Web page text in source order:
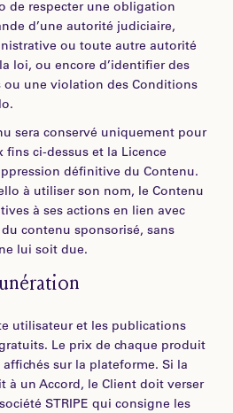
de respecter une obligation
d’une autorité judiciaire,
ou toute autre autorité
loi, ou encore d’identifier des
ou une violation des Conditions
sera conservé uniquement pour
fins ci-dessus et la Licence
définitive du Contenu.
à utiliser son nom, le Contenu
à ses actions en lien avec
contenu sponsorisé, sans
lui soit due.
utilisateur et les publications
Le prix de chaque produit
sur la plateforme. Si la
à un Accord, le Client doit verser
STRIPE qui consigne les